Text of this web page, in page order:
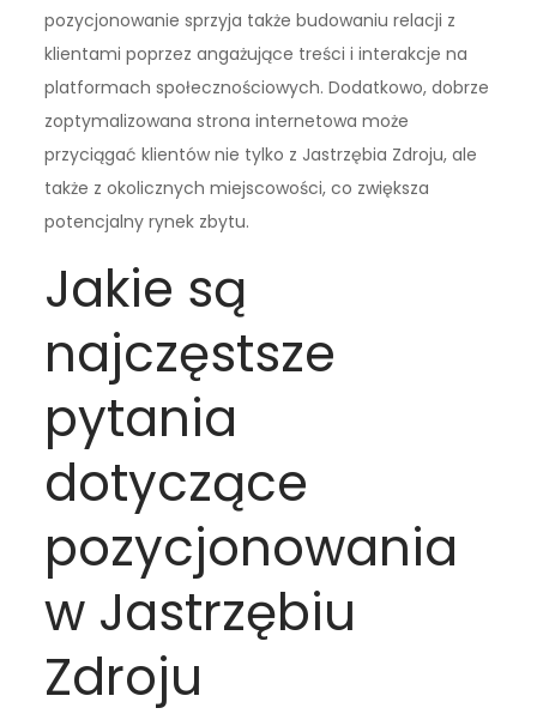
pozycjonowanie sprzyja także budowaniu relacji z
klientami poprzez angażujące treści i interakcje na
platformach społecznościowych. Dodatkowo, dobrze
zoptymalizowana strona internetowa może
przyciągać klientów nie tylko z Jastrzębia Zdroju, ale
także z okolicznych miejscowości, co zwiększa
potencjalny rynek zbytu.
Jakie są
najczęstsze
pytania
dotyczące
pozycjonowania
w Jastrzębiu
Zdroju